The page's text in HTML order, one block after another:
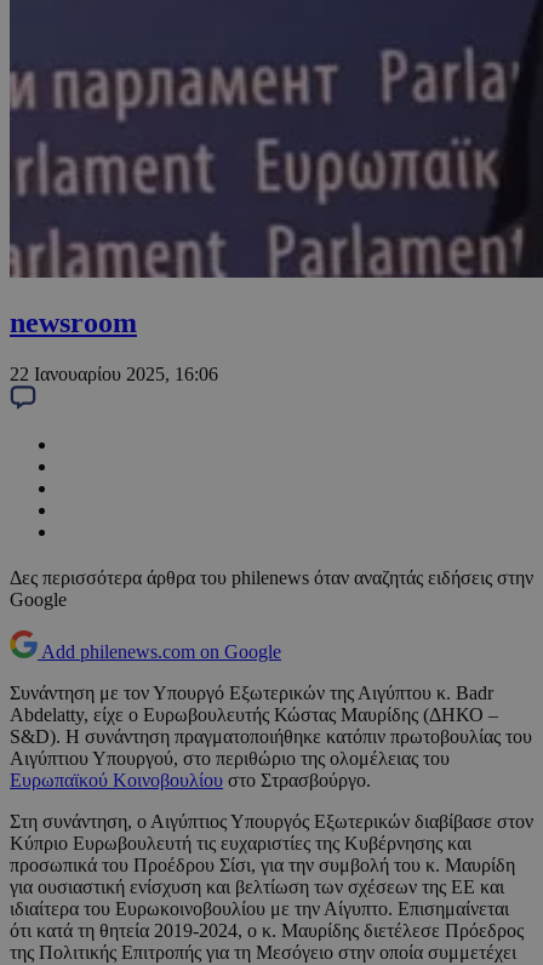
newsroom
22 Ιανουαρίου 2025, 16:06
Δες περισσότερα άρθρα του philenews όταν αναζητάς ειδήσεις στην
Google
Add philenews.com on Google
Συνάντηση με τον Υπουργό Εξωτερικών της Αιγύπτου κ. Badr
Abdelatty, είχε ο Ευρωβουλευτής Κώστας Μαυρίδης (ΔΗΚΟ –
S&D). Η συνάντηση πραγματοποιήθηκε κατόπιν πρωτοβουλίας του
Αιγύπτιου Υπουργού, στο περιθώριο της ολομέλειας του
Ευρωπαϊκού Κοινοβουλίου στο Στρασβούργο.
Στη συνάντηση, ο Αιγύπτιος Υπουργός Εξωτερικών διαβίβασε στον
Κύπριο Ευρωβουλευτή τις ευχαριστίες της Κυβέρνησης και
προσωπικά του Προέδρου Σίσι, για την συμβολή του κ. Μαυρίδη
για ουσιαστική ενίσχυση και βελτίωση των σχέσεων της ΕΕ και
ιδιαίτερα του Ευρωκοινοβουλίου με την Αίγυπτο. Επισημαίνεται
ότι κατά τη θητεία 2019-2024, ο κ. Μαυρίδης διετέλεσε Πρόεδρος
της Πολιτικής Επιτροπής για τη Μεσόγειο στην οποία συμμετέχει